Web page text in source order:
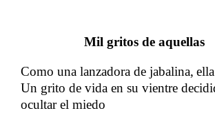
Mil gritos de aquellas
Como una lanzadora de jabalina, ella
Un grito de vida en su vientre
ocultar el miedo